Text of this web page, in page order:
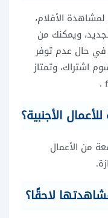
الأفلام،
ويمكنك من
في حال عدم توفر
اشتراك، وتمتاز
الأجنبية؟
من الأعمال
لاحقًا؟